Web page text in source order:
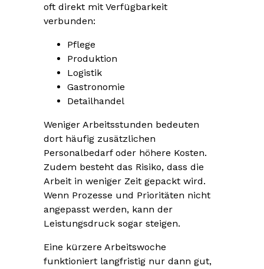
oft direkt mit Verfügbarkeit
verbunden:
Pflege
Produktion
Logistik
Gastronomie
Detailhandel
Weniger Arbeitsstunden bedeuten
dort häufig zusätzlichen
Personalbedarf oder höhere Kosten.
Zudem besteht das Risiko, dass die
Arbeit in weniger Zeit gepackt wird.
Wenn Prozesse und Prioritäten nicht
angepasst werden, kann der
Leistungsdruck sogar steigen.
Eine kürzere Arbeitswoche
funktioniert langfristig nur dann gut,